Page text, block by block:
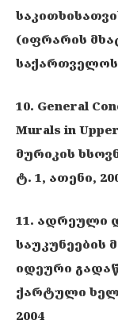
(იფრარის
საქართველოს
10. General
Murals in
მურიკის
ტ. 1, ათენი,
11. ადრეული
საუკუნეების
იდეური
ქარტული
2004